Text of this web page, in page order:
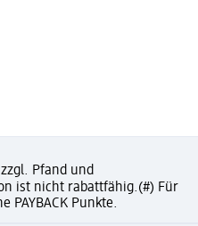
Pfand und
ist nicht rabattfähig.(#) Für
PAYBACK Punkte.